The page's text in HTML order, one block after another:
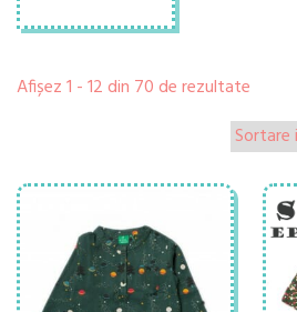
Afișez 1 - 12 din 70 de rezultate